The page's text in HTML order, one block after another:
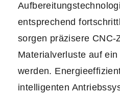
entsprechend
sorgen präzisere CNC-
Materialverluste auf
werden.
intelligenten